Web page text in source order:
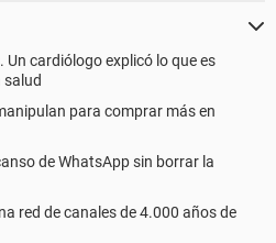
Un cardiólogo explicó lo que es
salud
para comprar más en
de WhatsApp sin borrar la
red de canales de 4.000 años de